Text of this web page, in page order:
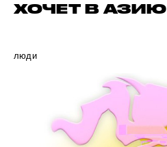
ХОЧЕТ В АЗИЮ
люди